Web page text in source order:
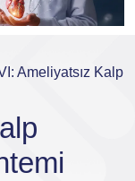
Ameliyatsız Kalp